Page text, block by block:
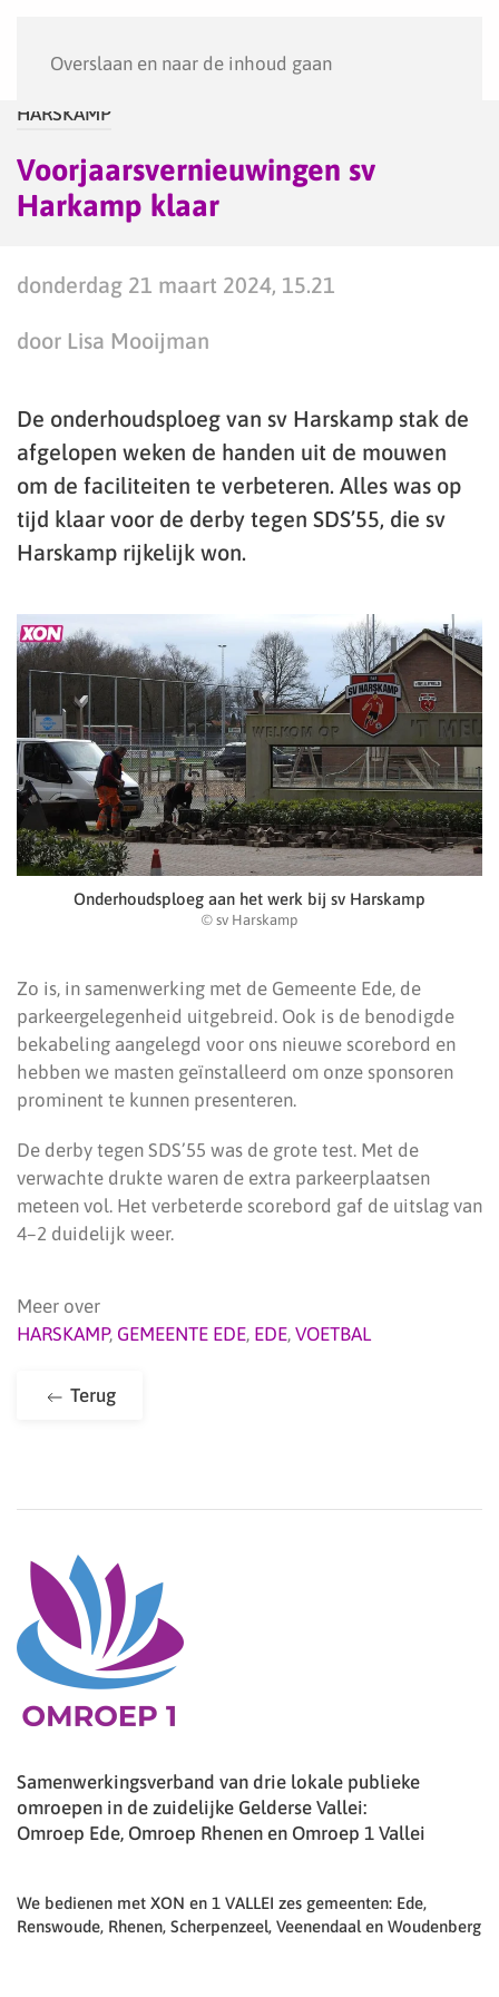
Overslaan en naar de inhoud gaan
HARSKAMP
Voorjaarsvernieuwingen sv
Harkamp klaar
donderdag 21 maart 2024, 15.21
door Lisa Mooijman
De onderhoudsploeg van sv Harskamp stak de
afgelopen weken de handen uit de mouwen
om de faciliteiten te verbeteren. Alles was op
tijd klaar voor de derby tegen SDS’55, die sv
Harskamp rijkelijk won.
Onderhoudsploeg aan het werk bij sv Harskamp
© sv Harskamp
Zo is, in samenwerking met de Gemeente Ede, de
parkeergelegenheid uitgebreid. Ook is de benodigde
bekabeling aangelegd voor ons nieuwe scorebord en
hebben we masten geïnstalleerd om onze sponsoren
prominent te kunnen presenteren.
De derby tegen SDS’55 was de grote test. Met de
verwachte drukte waren de extra parkeerplaatsen
meteen vol. Het verbeterde scorebord gaf de uitslag van
4–2 duidelijk weer.
Meer over
HARSKAMP, GEMEENTE EDE, EDE, VOETBAL
Terug
Samenwerkingsverband van drie lokale publieke
omroepen in de zuidelijke Gelderse Vallei:
Omroep Ede, Omroep Rhenen en Omroep 1 Vallei
We bedienen met XON en 1 VALLEI zes gemeenten: Ede,
Renswoude, Rhenen, Scherpenzeel, Veenendaal en Woudenberg